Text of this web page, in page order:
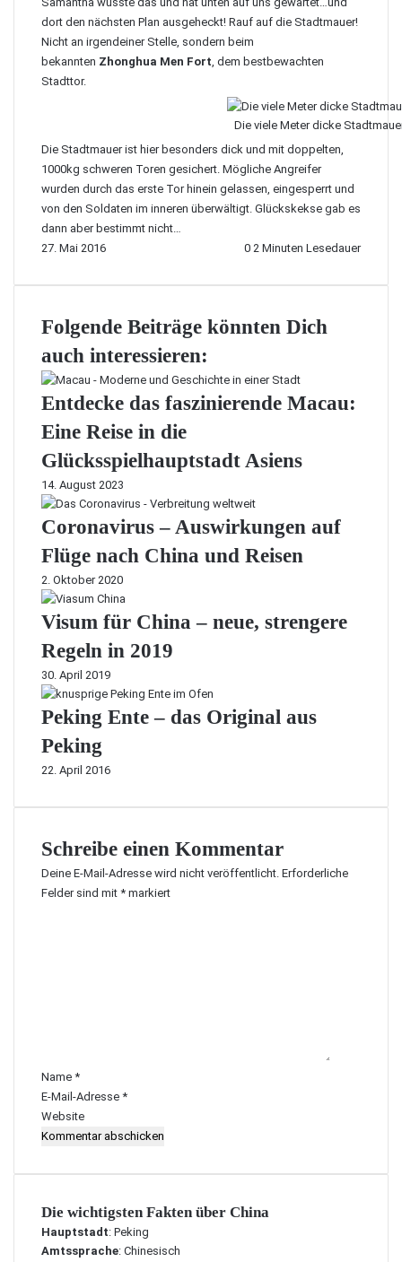
dort den nächsten Plan ausgeheckt! Rauf auf die Stadtmauer!
Nicht an irgendeiner Stelle, sondern beim
bekannten Zhonghua Men Fort, dem bestbewachten
Stadttor.
Die viele Meter dicke
Die Stadtmauer ist hier besonders dick und mit doppelten,
1000kg schweren Toren gesichert. Mögliche Angreifer
wurden durch das erste Tor hinein gelassen, eingesperrt und
von den Soldaten im inneren überwältigt. Glückskekse gab es
dann aber bestimmt nicht…
27. Mai 2016
0 2 Minuten Lesedauer
Folgende Beiträge könnten Dich
auch interessieren:
Entdecke das faszinierende Macau:
Eine Reise in die
Glücksspielhauptstadt Asiens
14. August 2023
Coronavirus – Auswirkungen auf
Flüge nach China und Reisen
2. Oktober 2020
Visum für China – neue, strengere
Regeln in 2019
30. April 2019
Peking Ente – das Original aus
Peking
22. April 2016
Schreibe einen Kommentar
Deine E-Mail-Adresse wird nicht veröffentlicht. Erforderliche
Felder sind mit * markiert
r
*
Name *
E-Mail-Adresse *
Website
Die wichtigsten Fakten über China
Hauptstadt: Peking
Amtssprache: Chinesisch